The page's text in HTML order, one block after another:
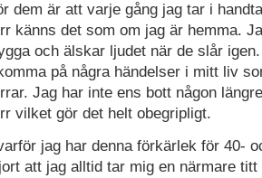
dem är att varje gång jag tar i
känns det som om jag är hemma.
och älskar ljudet när de slår
på några händelser i mitt liv
Jag har inte ens bott någon
vilket gör det helt obegripligt.
jag har denna förkärlek för 40-
att jag alltid tar mig en närmare titt